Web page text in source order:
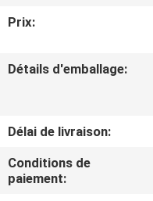
DE
CONTACTEZ-
NOUS
Prix:
Détails d'emballage:
Délai de livraison:
Conditions de
paiement: